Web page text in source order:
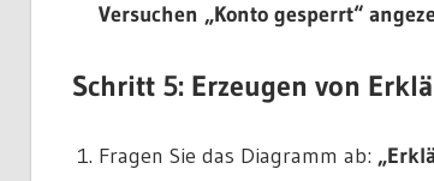
Versuchen „Konto gesperrt“
Schritt 5: Erzeugen von
Fragen Sie das Diagramm ab: